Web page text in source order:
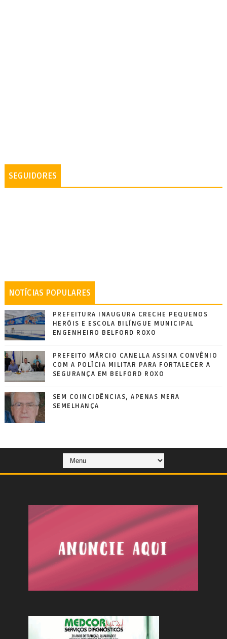
SEGUIDORES
NOTÍCIAS POPULARES
PREFEITURA INAUGURA CRECHE PEQUENOS
HERÓIS E ESCOLA BILÍNGUE MUNICIPAL
ENGENHEIRO BELFORD ROXO
PREFEITO MÁRCIO CANELLA ASSINA CONVÊNIO
COM A POLÍCIA MILITAR PARA FORTALECER A
SEGURANÇA EM BELFORD ROXO
SEM COINCIDÊNCIAS, APENAS MERA
SEMELHANÇA